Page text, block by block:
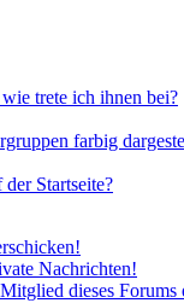
trete ich ihnen bei?
farbig
Startseite?
Nachrichten!
dieses Forums